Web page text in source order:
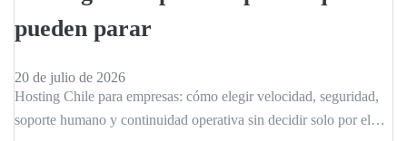
pueden parar
20 de julio de 2026
Hosting Chile para empresas: cómo elegir velocidad, seguridad,
soporte humano y continuidad operativa sin decidir solo por el